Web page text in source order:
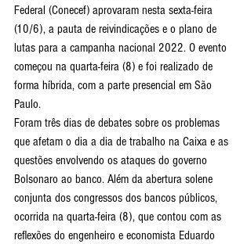
Federal (Conecef) aprovaram nesta sexta-feira
(10/6), a pauta de reivindicações e o plano de
lutas para a campanha nacional 2022. O evento
começou na quarta-feira (8) e foi realizado de
forma híbrida, com a parte presencial em São
Paulo.
Foram três dias de debates sobre os problemas
que afetam o dia a dia de trabalho na Caixa e as
questões envolvendo os ataques do governo
Bolsonaro ao banco. Além da abertura solene
conjunta dos congressos dos bancos públicos,
ocorrida na quarta-feira (8), que contou com as
reflexões do engenheiro e economista Eduardo